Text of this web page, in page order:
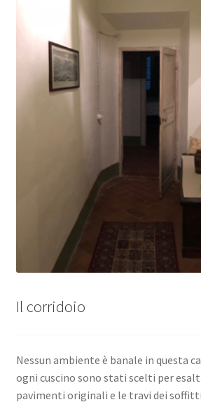
Il corridoio
Nessun ambiente è banale in questa
ogni cuscino sono stati scelti per
pavimenti originali e le travi dei